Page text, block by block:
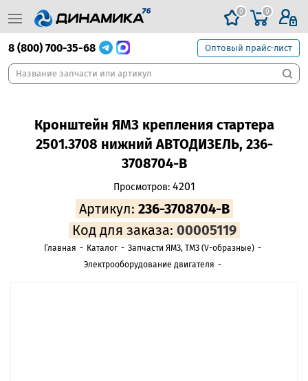
0 0
8 (800) 700-35-68 Оптовый прайс-лист
Кронштейн ЯМЗ крепления стартера
2501.3708 нижний АВТОДИЗЕЛЬ, 236-
3708704-В
Просмотров:4201
Артикул: 236-3708704-В
Код для заказа: 00005119
Главная - Каталог - Запчасти ЯМЗ, ТМЗ (V-образные) -
Электрооборудование двигателя -